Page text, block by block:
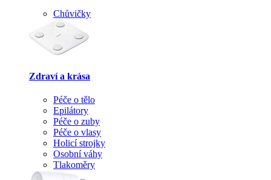
Chůvičky
Zdraví a krása
Péče o tělo
Epilátory
Péče o zuby
Péče o vlasy
Holicí strojky
Osobní váhy
Tlakoměry